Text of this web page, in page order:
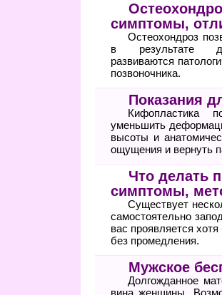
симптомы,
Остеохондроз
в результате
развиваются
позвоночника.
Показания
Кифопластика
уменьшить
высоты и
ощущения и вернуть
Что делать
симптомы,
Существует
самостоятельно
вас проявляется
без промедления.
Мужское
Долгожданное